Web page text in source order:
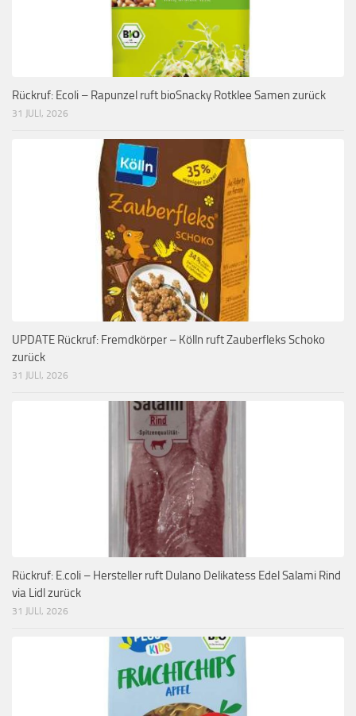
Rückruf: Ecoli – Rapunzel ruft bioSnacky Rotklee Samen zurück
31 JULI, 2026
UPDATE Rückruf: Fremdkörper – Kölln ruft Zauberfleks Schoko
zurück
31 JULI, 2026
Rückruf: E.coli – Hersteller ruft Dulano Delikatess Edel Salami Rind
via Lidl zurück
31 JULI, 2026